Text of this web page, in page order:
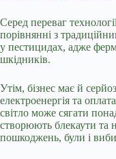
Серед переваг
порівнянні з
у пестицидах, адже
шкідників.
Утім, бізнес має й
електроенергія та
світло може сягати
створюють блекаути та
пошкоджень, були і